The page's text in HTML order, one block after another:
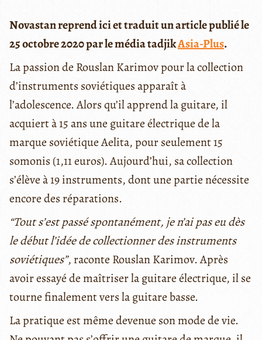
Novastan reprend ici et traduit un article publié le
25 octobre 2020 par le média tadjikAsia-Plus.
La passion de Rouslan Karimov pour la collection
d’instruments soviétiques apparaît à
l’adolescence. Alors qu’il apprend la guitare, il
acquiert à 15 ans une guitare électrique de la
marque soviétique Aelita, pour seulement 15
somonis (1,11 euros). Aujourd’hui, sa collection
s’élève à 19 instruments, dont une partie nécessite
encore des réparations.
“Tout s’est passé spontanément, je n’ai pas eu dès
le début l’idée de collectionner des instruments
soviétiques”, raconte Rouslan Karimov. Après
avoir essayé de maîtriser la guitare électrique, il se
tourne finalement vers la guitare basse.
La pratique est même devenue son mode de vie.